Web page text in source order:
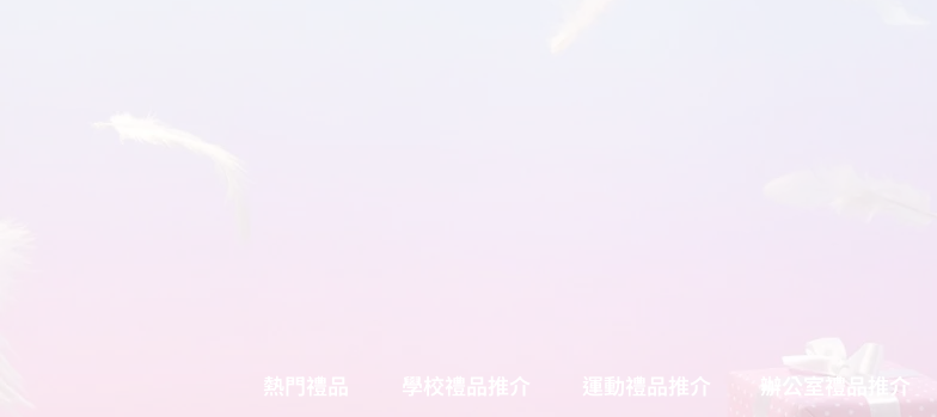
熱門禮品 學校禮品推介 運動禮品推介 辦公室禮品推介